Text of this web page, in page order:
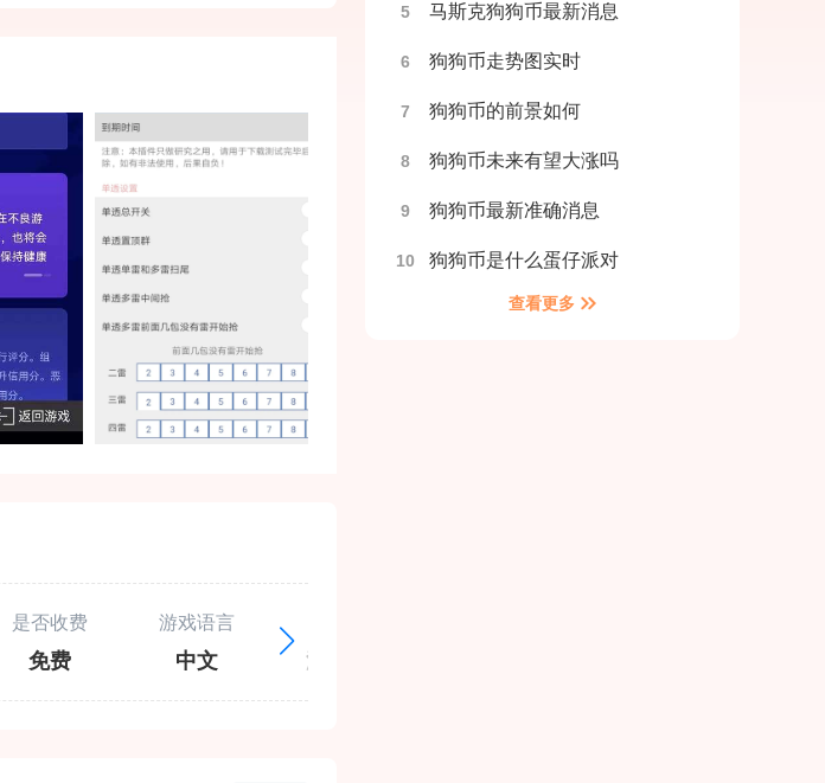
是否收费
免费
游戏语言
中文 海王星红包软件下载
5 马斯克狗狗币最新消息
6 狗狗币走势图实时
7 狗狗币的前景如何
8 狗狗币未来有望大涨吗
9 狗狗币最新准确消息
10 狗狗币是什么蛋仔派对
查看更多